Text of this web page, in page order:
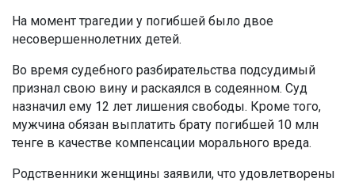
На момент трагедии у погибшей было двое
несовершеннолетних детей.
Во время судебного разбирательства подсудимый
признал свою вину и раскаялся в содеянном. Суд
назначил ему 12 лет лишения свободы. Кроме того,
мужчина обязан выплатить брату погибшей 10 млн
тенге в качестве компенсации морального вреда.
Родственники женщины заявили, что удовлетворены